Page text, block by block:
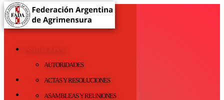
fadaoficial@agrimensores.org.ar
Facebook
Facebook
Google
AUTORIDADES
ACTAS Y RESOLUCIONES
ASAMBLEAS Y REUNIONES
CONAJ